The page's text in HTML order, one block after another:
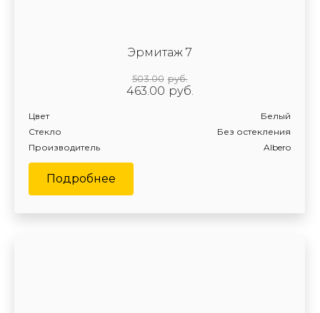
Эрмитаж 7
руб.
503.00
руб.
463.00
Цвет Белый
Производитель Albero
Стекло Без остекления
Подробнее